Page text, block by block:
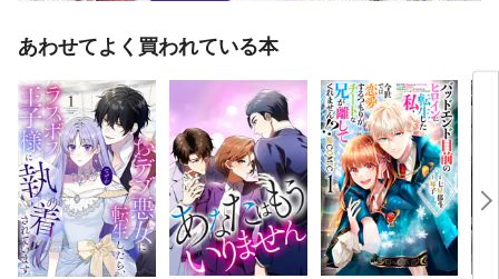
あわせてよく買われている本